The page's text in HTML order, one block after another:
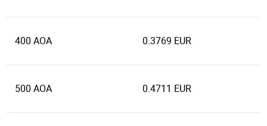
400 AOA 0.3769 EUR
500 AOA 0.4711 EUR